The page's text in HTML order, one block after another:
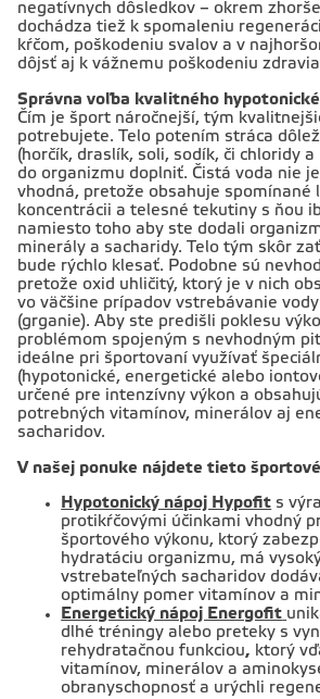
negatívnych dôsledkov – okrem
dochádza tiež k spomaleniu
kŕčom, poškodeniu svalov a v
dôjsť aj k vážnemu poškodeniu
Správna voľba kvalitného
Čím je šport náročnejší, tým
potrebujete. Telo potením stráca
(horčík, draslík, soli, sodík, či chloridy
do organizmu doplniť. Čistá voda nie
vhodná, pretože obsahuje spomínané
koncentrácii a telesné tekutiny s ňou
namiesto toho aby ste dodali
minerály a sacharidy. Telo tým skôr
bude rýchlo klesať. Podobne sú
pretože oxid uhličitý, ktorý je v nich
vo väčšine prípadov vstrebávanie
(grganie). Aby ste predišli poklesu
problémom spojeným s nevhodným
ideálne pri športovaní využívať
(hypotonické, energetické alebo
určené pre intenzívny výkon a
potrebných vitamínov, minerálov aj
sacharidov.
V našej ponuke nájdete tieto
Hypotonický nápoj Hypofit s
protikŕčovými účinkami vhodný
športového výkonu, ktorý
hydratáciu organizmu, má
vstrebateľných sacharidov
optimálny pomer vitamínov a
Energetický nápoj Energofit
dlhé tréningy alebo preteky s
rehydratačnou funkciou, ktorý
vitamínov, minerálov a
obranyschopnosť a urýchli